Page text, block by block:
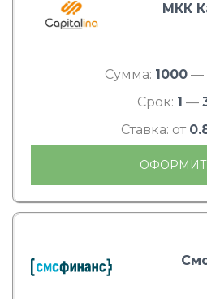
МКК
Сумма: 1000 —
Срок: 1 —
Ставка: от